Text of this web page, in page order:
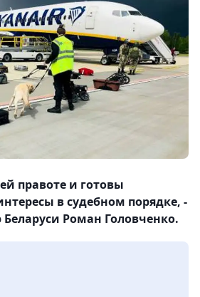
правоте и готовы
в судебном порядке, -
Роман Головченко.